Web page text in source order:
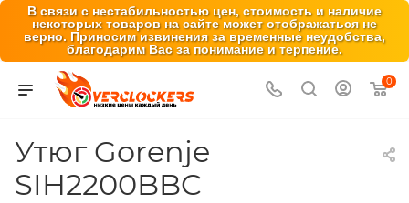
В связи с нестабильностью цен, стоимость и наличие
некоторых товаров на сайте может отображаться не
верно. Приносим извинения за временные неудобства,
благодарим Вас за понимание и терпение.
0
Утюг Gorenje
SIH2200BBC